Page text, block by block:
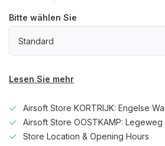
Bitte wählen Sie
Standard
Lesen Sie mehr
Airsoft Store KORTRIJK: Engelse
Airsoft Store OOSTKAMP:
Store Location & Opening Hours